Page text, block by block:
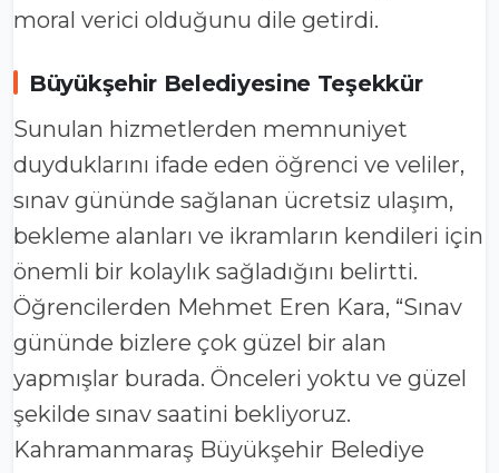
moral verici olduğunu dile getirdi.
Büyükşehir Belediyesine Teşekkür
Sunulan hizmetlerden memnuniyet
duyduklarını ifade eden öğrenci ve veliler,
sınav gününde sağlanan ücretsiz ulaşım,
bekleme alanları ve ikramların kendileri için
önemli bir kolaylık sağladığını belirtti.
Öğrencilerden Mehmet Eren Kara, “Sınav
gününde bizlere çok güzel bir alan
yapmışlar burada. Önceleri yoktu ve güzel
şekilde sınav saatini bekliyoruz.
Kahramanmaraş Büyükşehir Belediye